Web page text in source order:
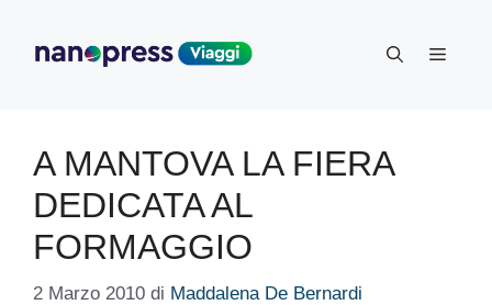
contenuto
Menu
A MANTOVA LA FIERA
DEDICATA AL
FORMAGGIO
2 Marzo 2010 di Maddalena De Bernardi